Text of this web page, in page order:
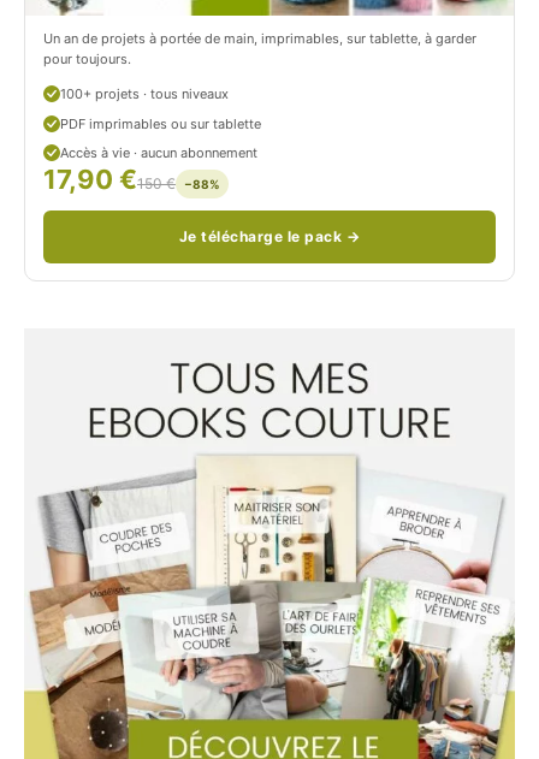
u
d
/
Un an de projets à portée de main, imprimables, sur tablette, à garder
pour toujours.
100+ projets · tous niveaux
PDF imprimables ou sur tablette
Accès à vie · aucun abonnement
17,90 €150 € −88%
Je télécharge le pack →